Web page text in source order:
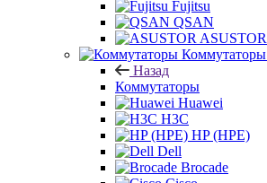
Fujitsu
QSAN
ASUSTOR
Коммутаторы
Назад
Коммутаторы
Huawei
H3C
HP (HPE)
Dell
Brocade